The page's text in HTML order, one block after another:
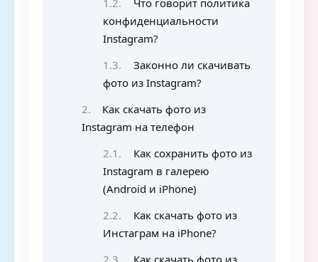
Что говорит политика
конфиденциальности
Instagram?
Законно ли скачивать
фото из Instagram?
Как скачать фото из
Instagram на телефон
Как сохранить фото из
Instagram в галерею
(Android и iPhone)
Как скачать фото из
Инстаграм на iPhone?
Как скачать фото из